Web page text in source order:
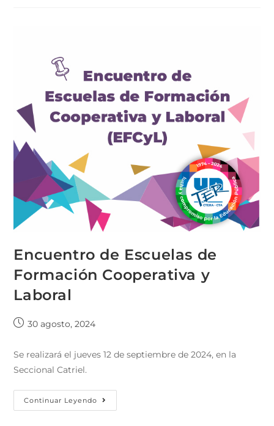
Encuentro de Escuelas de
Formación Cooperativa y
Laboral
30 agosto, 2024
Se realizará el jueves 12 de septiembre de 2024, en la
Seccional Catriel.
Continuar Leyendo